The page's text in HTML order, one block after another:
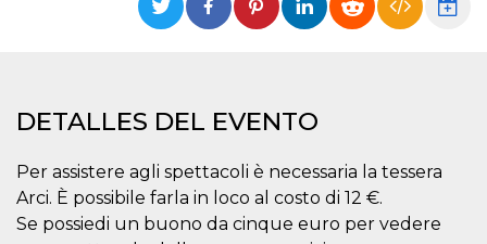
DETALLES DEL EVENTO
Per assistere agli spettacoli è necessaria la tessera
Arci. È possibile farla in loco al costo di 12 €.
Se possiedi un buono da cinque euro per vedere
Cookies estrictamente necesarias
la funcionalidad principal del sitio web, como
el inicio de sesión de usuario y la gestión de
correctamente sin las cookies estrictamente
necesarias.
Nombre
Dominio
Vencimiento Descripción